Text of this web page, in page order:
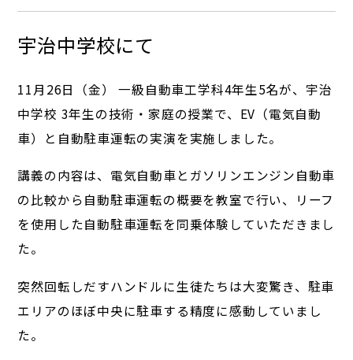
宇治中学校にて
11月26日（金） 一級自動車工学科4年生5名が、宇治
中学校 3年生の技術・家庭の授業で、EV（電気自動
車）と自動駐車運転の実演を実施しました。
講義の内容は、電気自動車とガソリンエンジン自動車
の比較から自動駐車運転の概要を教室で行い、リーフ
を使用した自動駐車運転を同乗体験していただきまし
た。
突然回転しだすハンドルに生徒たちは大変驚き、駐車
エリアのほぼ中央に駐車する精度に感動していまし
た。